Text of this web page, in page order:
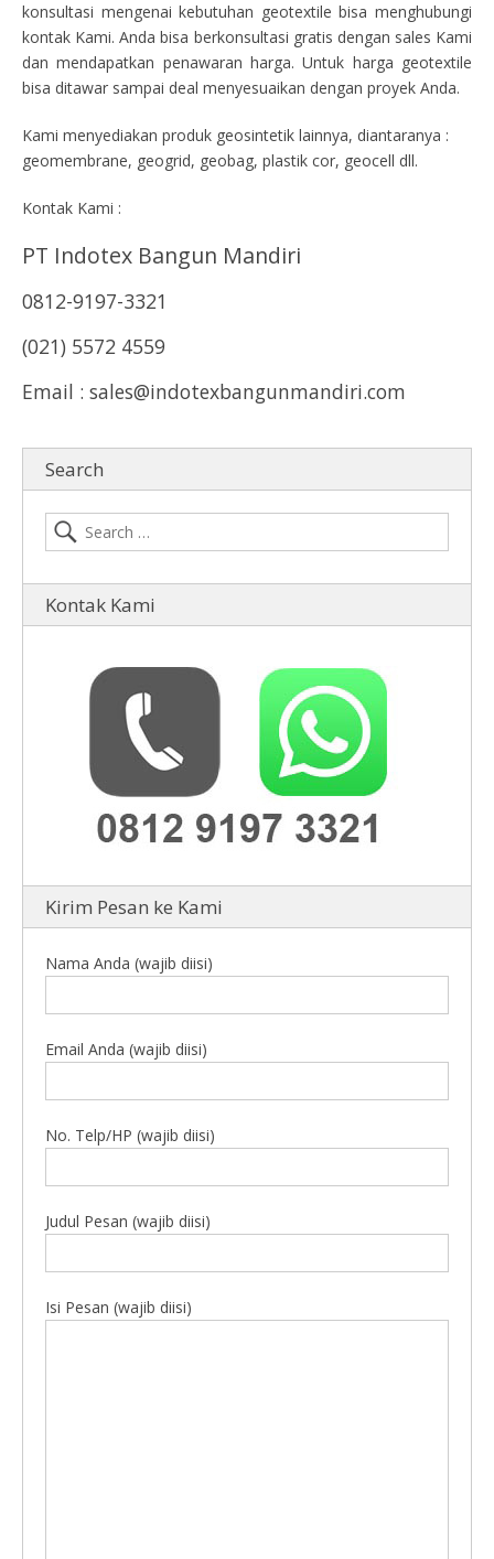
konsultasi mengenai kebutuhan geotextile bisa menghubungi
kontak Kami. Anda bisa berkonsultasi gratis dengan sales Kami
dan mendapatkan penawaran harga. Untuk harga geotextile
bisa ditawar sampai deal menyesuaikan dengan proyek Anda.
Kami menyediakan produk geosintetik lainnya, diantaranya :
geomembrane, geogrid, geobag, plastik cor, geocell dll.
Kontak Kami :
PT Indotex Bangun Mandiri
0812-9197-3321
(021) 5572 4559
Email : sales@indotexbangunmandiri.com
Search
Kontak Kami
Kirim Pesan ke Kami
Nama Anda (wajib diisi)
Email Anda (wajib diisi)
No. Telp/HP (wajib diisi)
Judul Pesan (wajib diisi)
Isi Pesan (wajib diisi)